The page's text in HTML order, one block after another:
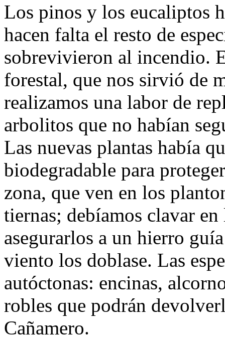
Los pinos y los eucaliptos
hacen falta el resto de
sobrevivieron al incendio.
forestal, que nos sirvió de
realizamos una labor de
arbolitos que no habían
Las nuevas plantas había
biodegradable para
zona, que ven en los
tiernas; debíamos clavar
asegurarlos a un hierro
viento los doblase. Las
autóctonas: encinas,
robles que podrán
Cañamero.